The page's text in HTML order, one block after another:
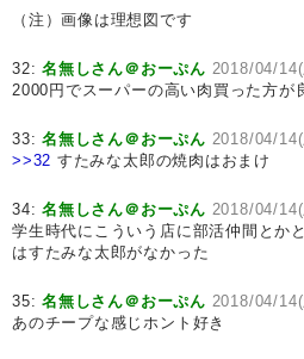
（注）画像は理想図です
32:名無しさん＠おーぷん 2018/04/
2000円でスーパーの高い肉買った方が
33:名無しさん＠おーぷん 2018/04/
>>32 すたみな太郎の焼肉はおまけ
34:名無しさん＠おーぷん 2018/04/
学生時代にこういう店に部活仲間とか
はすたみな太郎がなかった
35:名無しさん＠おーぷん 2018/04/
あのチープな感じホント好き